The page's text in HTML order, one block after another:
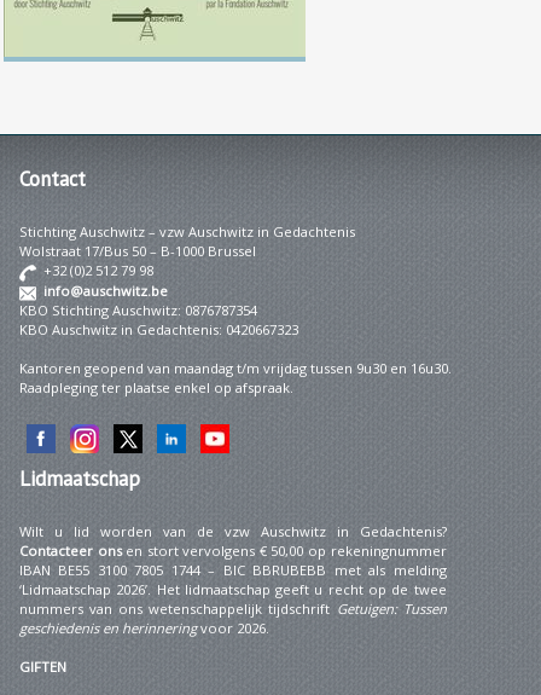
Contact
Stichting Auschwitz – vzw Auschwitz in Gedachtenis
Wolstraat 17/Bus 50 – B-1000 Brussel
+32 (0)2 512 79 98
info@auschwitz.be
KBO Stichting Auschwitz: 0876787354
KBO Auschwitz in Gedachtenis: 0420667323
Kantoren geopend van maandag t/m vrijdag tussen 9u30 en 16u30.
Raadpleging ter plaatse enkel op afspraak.
Lidmaatschap
Wilt u lid worden van de vzw Auschwitz in Gedachtenis?
Contacteer onsen stort vervolgens € 50,00 op rekeningnummer
IBAN BE55 3100 7805 1744 – BIC BBRUBEBB met als melding
‘Lidmaatschap 2026’. Het lidmaatschap geeft u recht op de twee
nummers van ons wetenschappelijk tijdschrift Getuigen: Tussen
geschiedenis en herinneringvoor 2026.
GIFTEN